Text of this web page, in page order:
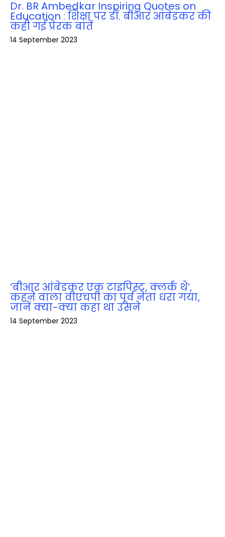
Dr. BR Ambedkar Inspiring Quotes on
Education : शिक्षा पर डॉ. बीआर आंबेडकर की
कही गई प्रेरक बातें
14 September 2023
‘बीआर आंबेडकर एक टाइपिस्ट, क्लर्क थे’,
कहने वाला वीएचपी का पूर्व नेता धरा गया,
जानें क्‍या-क्‍या कहा था उसने
14 September 2023